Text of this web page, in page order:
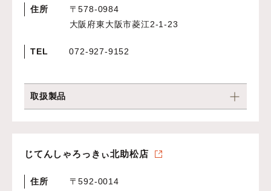
住所
〒578-0984
大阪府東大阪市菱江2-1-23
TEL 072-927-9152
取扱製品
じてんしゃろっきぃ北助松店
住所
〒592-0014